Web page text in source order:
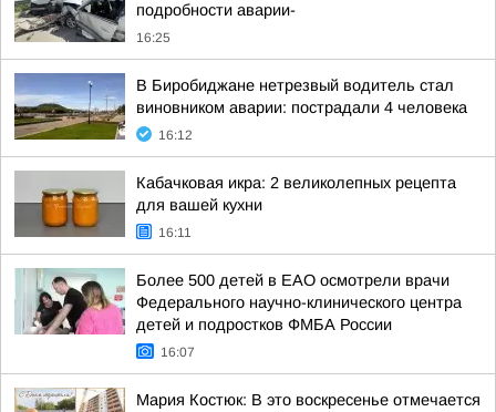
подробности аварии-
16:25
В Биробиджане нетрезвый водитель стал
виновником аварии: пострадали 4 человека
16:12
Кабачковая икра: 2 великолепных рецепта
для вашей кухни
16:11
Более 500 детей в ЕАО осмотрели врачи
Федерального научно-клинического центра
детей и подростков ФМБА России
16:07
Мария Костюк: В это воскресенье отмечается